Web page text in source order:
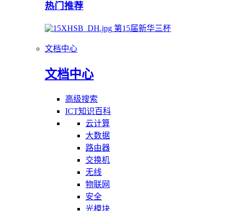
热门推荐
第15届新华三杯
文档中心
文档中心
高级搜索
ICT知识百科
云计算
大数据
路由器
交换机
无线
物联网
安全
光模块